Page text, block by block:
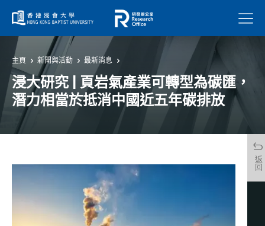
菜單
主頁 新聞與活動 最新消息
浸大研究 | 頁岩氣產業可轉型為碳匯，
潛力相當於抵消中國近五年碳排放
返回